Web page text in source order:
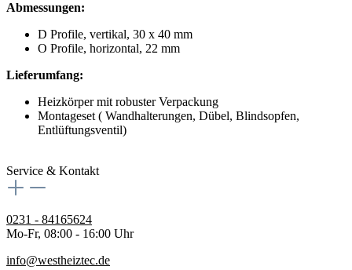
Abmessungen:
D Profile, vertikal, 30 x 40 mm
O Profile, horizontal, 22 mm
Lieferumfang:
Heizkörper mit robuster Verpackung
Montageset ( Wandhalterungen, Dübel, Blindsopfen,
Entlüftungsventil)
Service & Kontakt
0231 - 84165624
Mo-Fr, 08:00 - 16:00 Uhr
info@westheiztec.de